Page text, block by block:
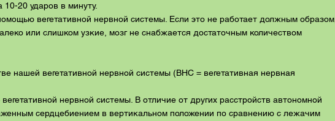
20 ударов в минуту.
вегетативной нервной системы. Если это не работает должным образом,
или слишком узкие, мозг не снабжается достаточным количеством
нашей вегетативной нервной системы (ВНС = вегетативная нервная
нервной системы. В отличие от других расстройств автономной
сердцебиением в вертикальном положении по сравнению с лежачим